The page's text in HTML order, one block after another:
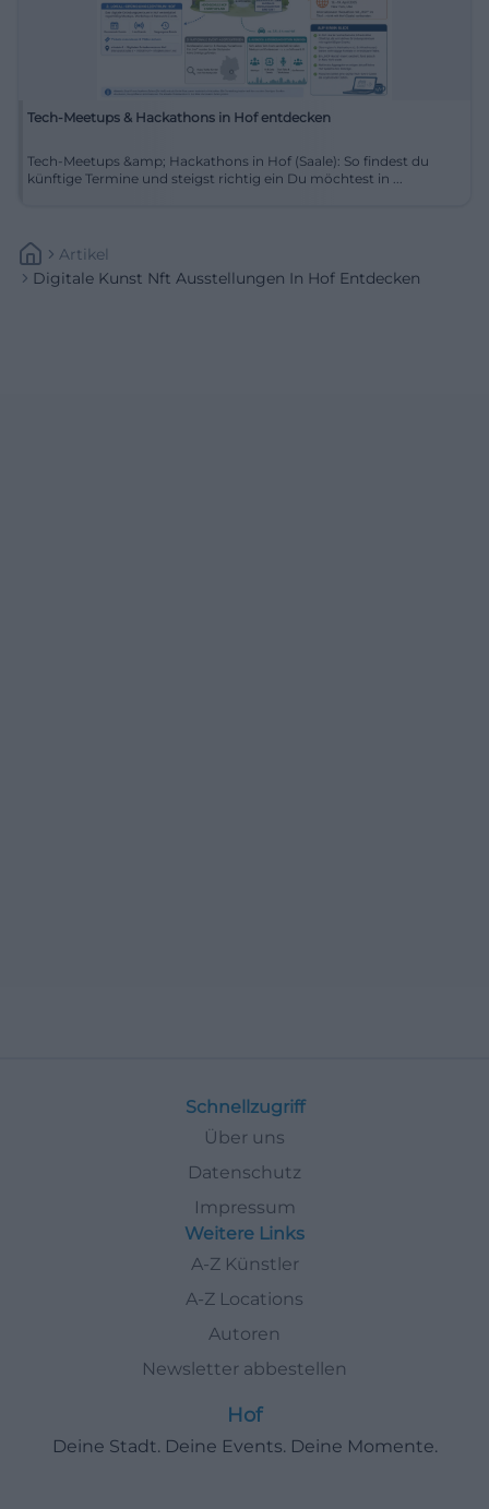
Tech-Meetups & Hackathons in Hof entdecken
Tech-Meetups &amp; Hackathons in Hof (Saale): So findest du
künftige Termine und steigst richtig ein Du möchtest in ...
Artikel
Digitale Kunst Nft Ausstellungen In Hof Entdecken
Schnellzugriff
Über uns
Datenschutz
Impressum
Weitere Links
A-Z Künstler
A-Z Locations
Autoren
Newsletter abbestellen
Hof
Deine Stadt. Deine Events. Deine Momente.